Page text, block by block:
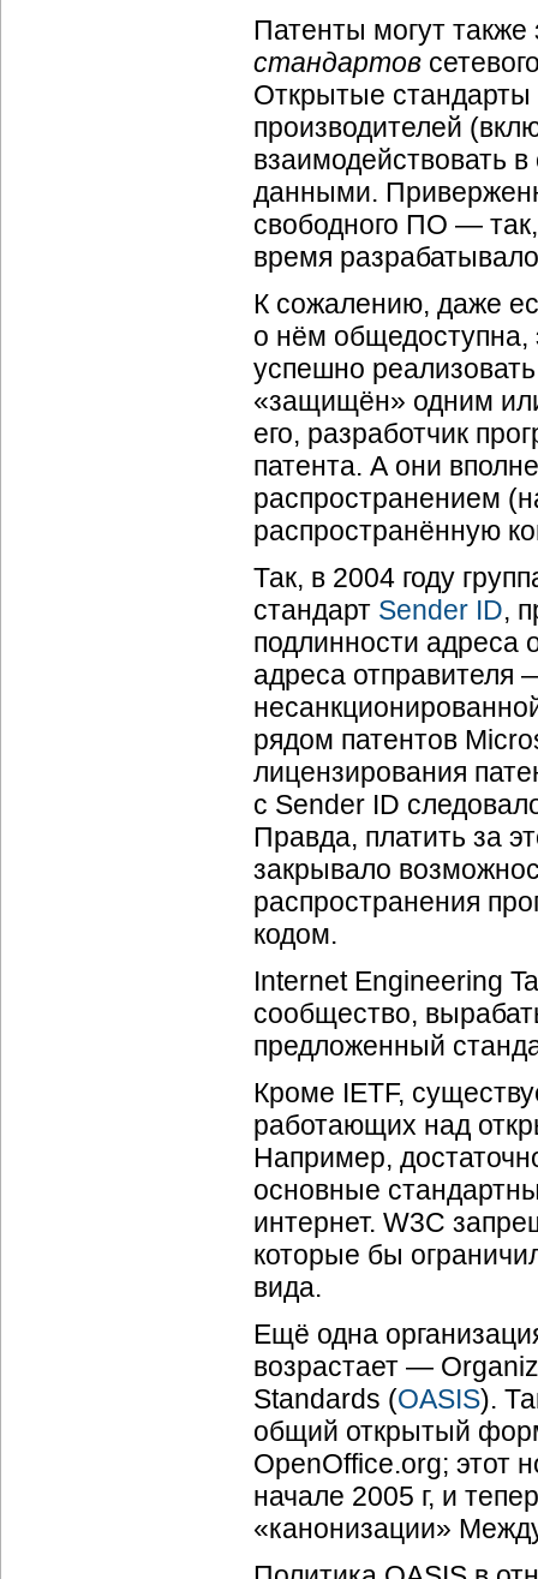
Патенты могут
стандартов
Открытые
производителей
взаимодействовать
данными.
свободного ПО —
время
К сожалению, даже
о нём общедоступна,
успешно
«защищён» одним
его, разработчик
патента. А они
распространением
распространённую
Так, в 2004 году
стандарт Sender ID,
подлинности адреса
адреса отправителя
рядом патентов
лицензирования
с Sender ID
Правда, платить за
закрывало
распространения
кодом.
Internet Engineering
сообщество,
предложенный
Кроме IETF,
работающих над
Например,
основные
интернет. W3C
которые бы
вида.
Ещё одна
возрастает —
Standards (OASIS).
общий открытый
OpenOffice.org; этот
начале 2005 г, и
«канонизации»